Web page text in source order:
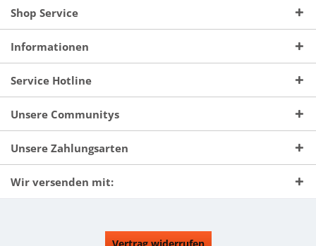
Shop Service
Informationen
Service Hotline
Unsere Communitys
Unsere Zahlungsarten
Wir versenden mit: